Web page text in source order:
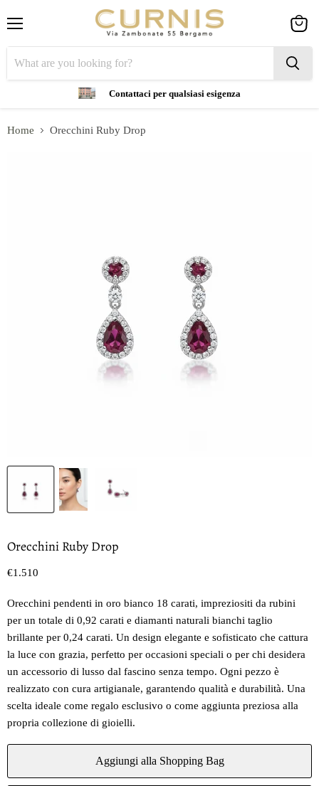
Contattaci per qualsiasi esigenza
cart
Home Orecchini Ruby Drop
Orecchini Ruby Drop
Prezzo oggi
€1.510
Orecchini pendenti in oro bianco 18 carati, impreziositi da rubini
per un totale di 0,92 carati e diamanti naturali bianchi taglio
brillante per 0,24 carati. Un design elegante e sofisticato che cattura
la luce con grazia, perfetto per occasioni speciali o per chi desidera
un accessorio di lusso dal fascino senza tempo. Ogni pezzo è
realizzato con cura artigianale, garantendo qualità e durabilità. Una
scelta ideale come regalo esclusivo o come aggiunta preziosa alla
propria collezione di gioielli.
Aggiungi alla Shopping Bag